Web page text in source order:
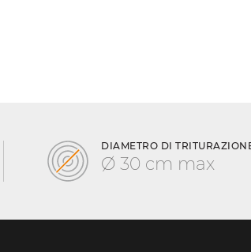
DIAMETRO DI
Ø 30 cm max